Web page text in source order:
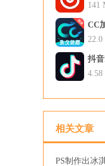
141
CC
22.0
抖
4.58
相关文章
PS制作出冰